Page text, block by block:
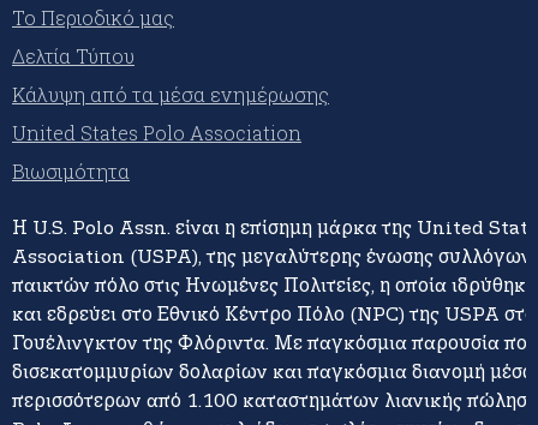
Το Περιοδικό μας
Δελτία Τύπου
Κάλυψη από τα μέσα ενημέρωσης
United States Polo Association
Βιωσιμότητα
Η U.S. Polo Assn. είναι η επίσημη μάρκα της United
Association (USPA), της μεγαλύτερης ένωσης συλλόγων
παικτών πόλο στις Ηνωμένες Πολιτείες, η οποία
και εδρεύει στο Εθνικό Κέντρο Πόλο (NPC) της USPA στο
Γουέλινγκτον της Φλόριντα. Με παγκόσμια παρουσία
δισεκατομμυρίων δολαρίων και παγκόσμια διανομή μέσω
περισσότερων από 1.100 καταστημάτων λιανικής